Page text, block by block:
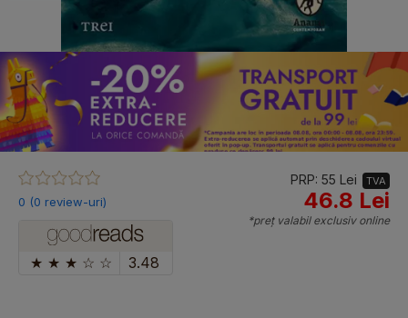
0 (0 review-uri)
★ ★ ★ ☆ ☆ 3.48
PRP: 55 Lei TVA
46.8 Lei
*preț valabil exclusiv online